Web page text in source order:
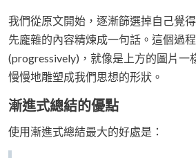
我們從原文開始，逐漸篩選掉自己覺
先龐雜的內容精煉成一句話。這個過
(progressively)，就像是上方的圖片一
慢慢地雕塑成我們思想的形狀。
漸進式總結的優點
使用漸進式總結最大的好處是：